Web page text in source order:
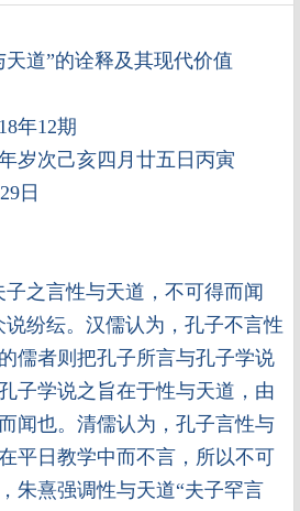
道”的诠释及其现代价值
年12期
岁次己亥四月廿五日丙寅
日
子之言性与天道，不可得而闻
纷纭。汉儒认为，孔子不言性
儒者则把孔子所言与孔子学说
子学说之旨在于性与天道，由
闻也。清儒认为，孔子言性与
平日教学中而不言，所以不可
朱熹强调性与天道“夫子罕言